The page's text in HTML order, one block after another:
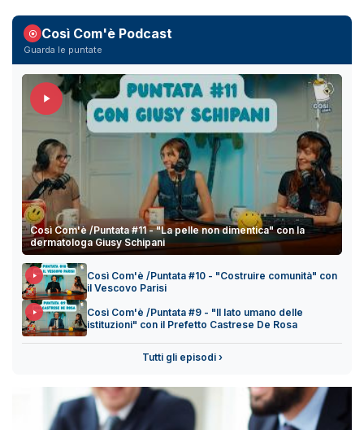
Così Com'è Podcast
Guarda le puntate
Così Com'è /Puntata #11 - "La pelle non dimentica" con la
dermatologa Giusy Schipani
Così Com'è /Puntata #10 - "Costruire comunità" con
il Vescovo Parisi
Così Com'è /Puntata #9 - "Il lato umano delle
istituzioni" con il Prefetto Castrese De Rosa
Tutti gli episodi ›